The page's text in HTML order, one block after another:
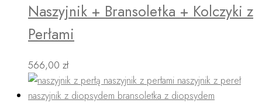
Naszyjnik + Bransoletka + Kolczyki z
Perłami
566,00 zł